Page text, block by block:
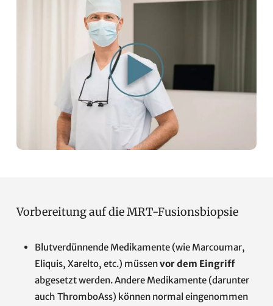
Vorbereitung auf die MRT-Fusionsbiopsie
Blutverdünnende Medikamente (wie Marcoumar,
Eliquis, Xarelto, etc.) müssenvor dem Eingriff
abgesetzt werden. Andere Medikamente (darunter
auch ThromboAss) können normal eingenommen